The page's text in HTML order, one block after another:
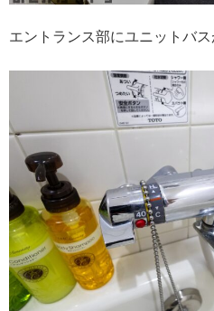
エントランス部にユニットバス